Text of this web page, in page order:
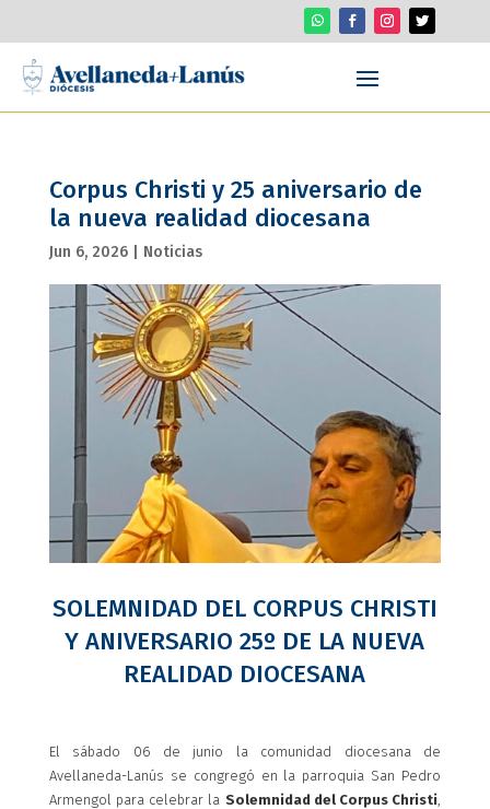
Corpus Christi y 25 aniversario de
la nueva realidad diocesana
Jun 6, 2026| Noticias
SOLEMNIDAD DEL CORPUS CHRISTI
Y ANIVERSARIO 25º DE LA NUEVA
REALIDAD DIOCESANA
El sábado 06 de junio la comunidad diocesana de
Avellaneda-Lanús se congregó en la parroquia San Pedro
Armengol para celebrar la Solemnidad del Corpus Christi